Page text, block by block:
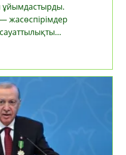
ұйымдастырды.
жасөспірімдер